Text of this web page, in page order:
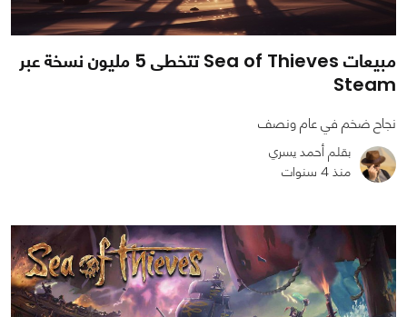
1335
0
0
مبيعات Sea of Thieves تتخطى 5 مليون نسخة عبر
Steam
نجاح ضخم في عام ونصف
بقلم أحمد يسري
منذ 4 سنوات